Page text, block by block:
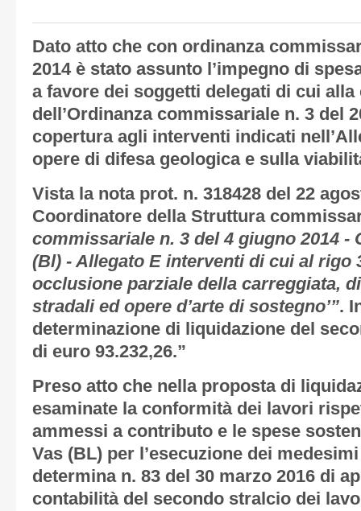
Dato atto che con ordinanza
2014 è stato assunto l’impegno di
a favore dei soggetti delegati di cui alla
dell’Ordinanza commissariale n. 3 del
copertura agli interventi indicati
opere di difesa geologica e sulla
Vista la nota prot. n. 318428 del 22
Coordinatore della Struttura
commissariale n. 3 del 4 giugno 2014 -
(Bl) - Allegato E interventi di cui al rigo
occlusione parziale della carreggiata,
stradali ed opere d’arte di sostegno’”.
determinazione di liquidazione del
di euro 93.232,26.”
Preso atto che nella proposta di
esaminate la conformità dei lavori
ammessi a contributo e le spese
Vas (BL) per l’esecuzione dei
determina n. 83 del 30 marzo 2016 di
contabilità del secondo stralcio dei